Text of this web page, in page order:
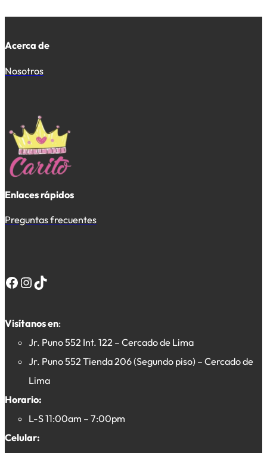
Acerca de
Nosotros
Enlaces rápidos
Preguntas frecuentes
Facebook InstagramTikTok
Visítanos en:
Jr. Puno 552 Int. 122 – Cercado de Lima
Jr. Puno 552 Tienda 206 (Segundo piso) – Cercado de
Lima
Horario:
L-S 11:00am – 7:00pm
Celular: